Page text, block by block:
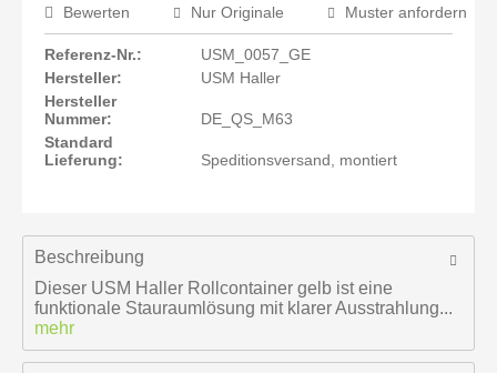
Bewerten
Nur Originale Muster anfordern
Referenz-Nr.:
USM_0057_GE
Hersteller:
USM Haller
Hersteller
Nummer:
DE_QS_M63
Standard
Lieferung:
Speditionsversand, montiert
Beschreibung
Dieser USM Haller Rollcontainer gelb ist eine
funktionale Stauraumlösung mit klarer Ausstrahlung...
mehr